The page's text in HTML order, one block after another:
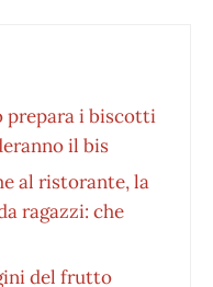
prepara i biscotti
il bis
al ristorante, la
ragazzi: che
del frutto